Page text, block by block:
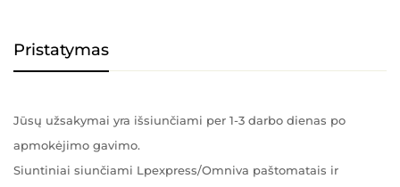
Pristatymas
Jūsų užsakymai yra išsiunčiami per 1-3 darbo dienas po
apmokėjimo gavimo.
Siuntiniai siunčiami Lpexpress/Omniva paštomatais ir